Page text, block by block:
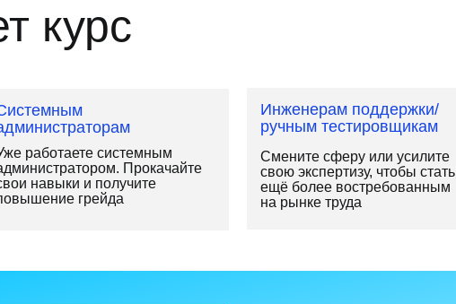
курс
работаете системным
Прокачайте
навыки и получите
грейда
Смените сферу или усилите
свою экспертизу, чтобы стать
ещё более востребованным
на рынке труда
Инженерам поддержки/
ручным тестировщикам